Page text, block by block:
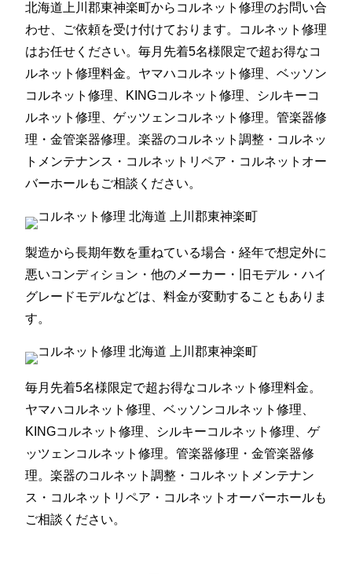
北海道上川郡東神楽町からコルネット修理のお問い合
わせ、ご依頼を受け付けております。コルネット修理
はお任せください。毎月先着5名様限定で超お得なコ
ルネット修理料金。ヤマハコルネット修理、ベッソン
コルネット修理、KINGコルネット修理、シルキーコ
ルネット修理、ゲッツェンコルネット修理。管楽器修
理・金管楽器修理。楽器のコルネット調整・コルネッ
トメンテナンス・コルネットリペア・コルネットオー
バーホールもご相談ください。
製造から長期年数を重ねている場合・経年で想定外に
悪いコンディション・他のメーカー・旧モデル・ハイ
グレードモデルなどは、料金が変動することもありま
す。
毎月先着5名様限定で超お得なコルネット修理料金。
ヤマハコルネット修理、ベッソンコルネット修理、
KINGコルネット修理、シルキーコルネット修理、ゲ
ッツェンコルネット修理。管楽器修理・金管楽器修
理。楽器のコルネット調整・コルネットメンテナン
ス・コルネットリペア・コルネットオーバーホールも
ご相談ください。